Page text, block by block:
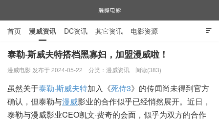

首页 漫威资讯 DC资讯 其它资讯 电影资源
电视剧资源 漫威图片
泰勒·斯威夫特搭档黑寡妇，加盟漫威啦！
漫威电影 发布于 2024-05-22 分类： 漫威资讯 阅读(383)
虽然关于泰勒·斯威夫特加入《死侍3》的传闻尚未得到官方
确认，但泰勒与漫威影业的合作似乎已经悄然展开。近日，
泰勒与漫威影业CEO凯文·费奇的会面，似乎为双方的合作